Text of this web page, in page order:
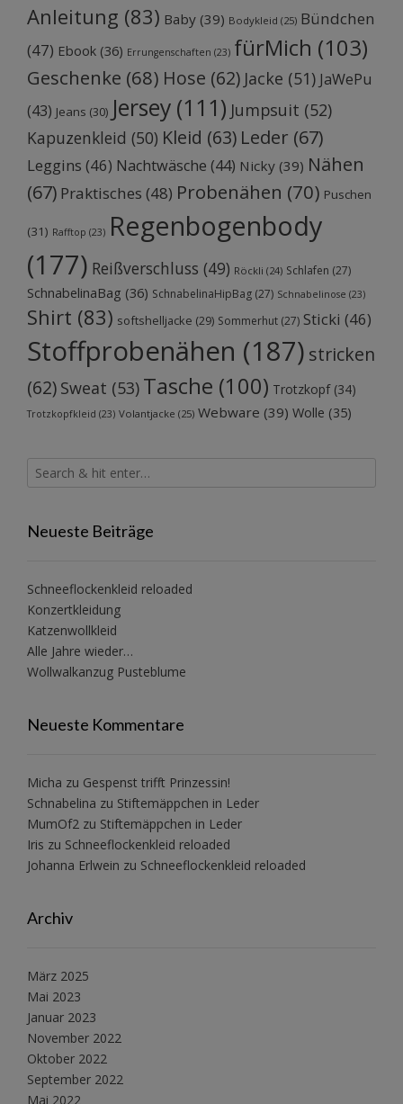
Anleitung (83) Baby (39) Bodykleid (25) Bündchen
(47) Ebook (36) Errungenschaften (23) fürMich (103)
Geschenke (68) Hose (62) Jacke (51) JaWePu
(43) Jeans (30) Jersey (111) Jumpsuit (52)
Kapuzenkleid (50) Kleid (63) Leder (67)
Leggins (46) Nachtwäsche (44) Nicky (39) Nähen
(67) Praktisches (48) Probenähen (70) Puschen
(31) Rafftop (23) Regenbogenbody
(177) Reißverschluss (49) Röckli (24) Schlafen (27)
SchnabelinaBag (36) SchnabelinaHipBag (27) Schnabelinose (23)
Shirt (83) softshelljacke (29) Sommerhut (27) Sticki (46)
Stoffprobenähen (187) stricken
(62) Sweat (53) Tasche (100) Trotzkopf(34)
Trotzkopfkleid (23) Volantjacke (25) Webware (39) Wolle (35)
Neueste Beiträge
Schneeflockenkleid reloaded
Konzertkleidung
Katzenwollkleid
Alle Jahre wieder…
Wollwalkanzug Pusteblume
Neueste Kommentare
Micha zu Gespenst trifft Prinzessin!
Schnabelina zu Stiftemäppchen in Leder
MumOf2 zu Stiftemäppchen in Leder
Iris zu Schneeflockenkleid reloaded
Johanna Erlwein zu Schneeflockenkleid reloaded
Archiv
März 2025
Mai 2023
Januar 2023
November 2022
Oktober 2022
September 2022
Mai 2022